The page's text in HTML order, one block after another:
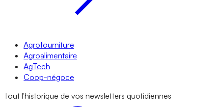
Agrofourniture
Agroalimentaire
AgTech
Coop-négoce
Tout l'historique de vos newsletters quotidiennes